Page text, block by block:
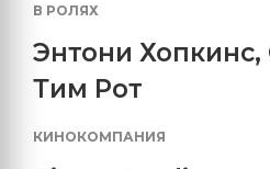
В РОЛЯХ
Энтони Хопкинс,
Тим Рот
КИНОКОМПАНИЯ